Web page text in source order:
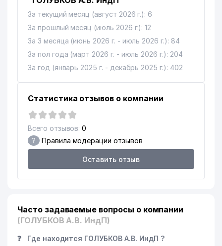
За текущий месяц (август 2026 г.): 6
За прошлый месяц (июль 2026 г.): 12
За 3 месяца (июнь 2026 г. - июль 2026 г.): 84
За пол года (март 2026 г. - июль 2026 г.): 204
За год (январь 2025 г. - декабрь 2025 г.): 402
Статистика отзывов о компании
Всего отзывов: 0
? Правила модерации отзывов
Оставить отзыв
Часто задаваемые вопросы о компании
(ГОЛУБКОВ А.В. ИндП)
❓ Где находится ГОЛУБКОВ А.В. ИндП ?